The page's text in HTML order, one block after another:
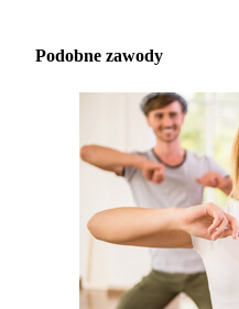
Podobne zawody